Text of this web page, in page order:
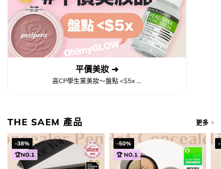
平價美妝 ➜
高CP學生黨美妝～盤點 <$5x ...
THE SAEM 產品 更多
-38%
🏆NO.1
-50%
🏆 NO.1